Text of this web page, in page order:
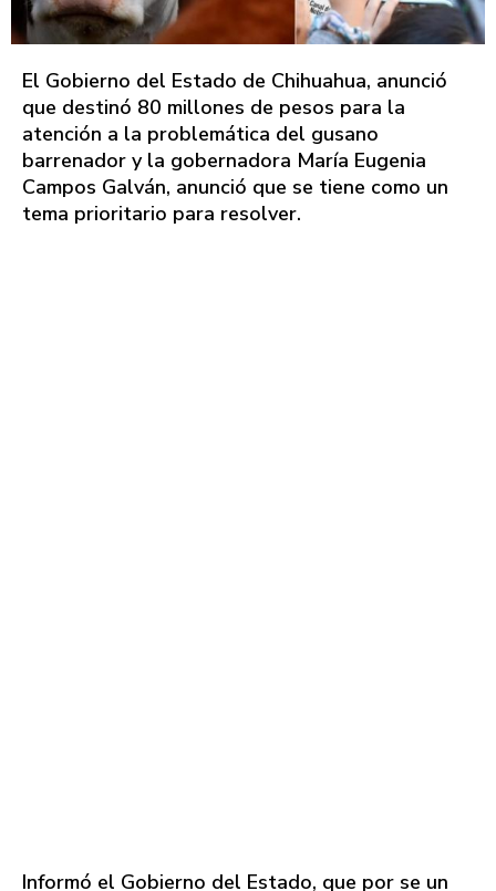
El Gobierno del Estado de Chihuahua, anunció
que destinó 80 millones de pesos para la
atención a la problemática del gusano
barrenador y la gobernadora María Eugenia
Campos Galván, anunció que se tiene como un
tema prioritario para resolver.
Informó el Gobierno del Estado, que por se un